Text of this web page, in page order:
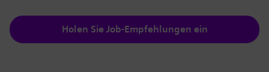
Holen Sie Job-Empfehlungen ein